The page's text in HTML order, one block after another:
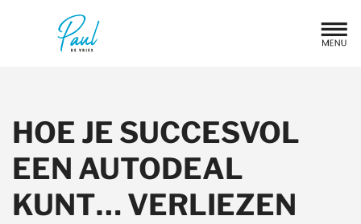
HOE JE SUCCESVOL
EEN AUTODEAL
KUNT… VERLIEZEN